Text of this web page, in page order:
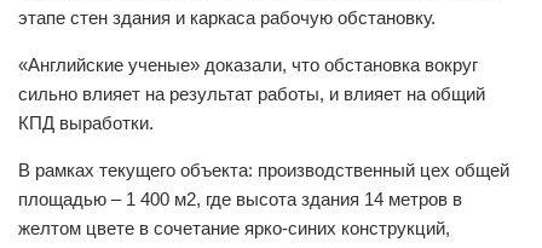
этапе стен здания и каркаса рабочую обстановку.
«Английские ученые» доказали, что обстановка вокруг
сильно влияет на результат работы, и влияет на общий
КПД выработки.
В рамках текущего объекта: производственный цех общей
площадью – 1 400 м2, где высота здания 14 метров в
желтом цвете в сочетание ярко-синих конструкций,